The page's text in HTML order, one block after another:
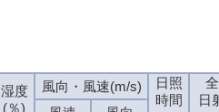
湿度
(％)
風向・風速(m/s)
日照
時間
日